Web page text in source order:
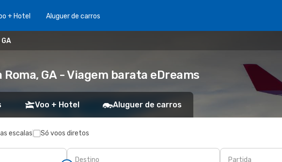
+ Hotel Aluguer de carros
GA - Viagem barata eDreams
Voo + Hotel Aluguer de carros
escalas Só voos diretos
Destino Partida